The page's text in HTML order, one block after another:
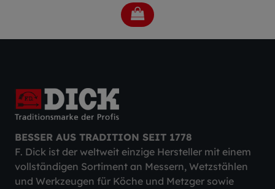
BESSER AUS TRADITION SEIT 1778
F. Dick ist der weltweit einzige Hersteller mit einem
vollständigen Sortiment an Messern, Wetzstählen
und Werkzeugen für Köche und Metzger sowie